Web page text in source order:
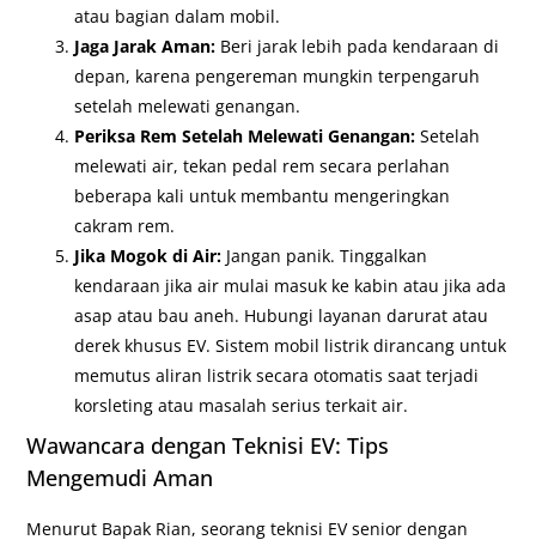
atau bagian dalam mobil.
Jaga Jarak Aman: Beri jarak lebih pada kendaraan di
depan, karena pengereman mungkin terpengaruh
setelah melewati genangan.
Periksa Rem Setelah Melewati Genangan: Setelah
melewati air, tekan pedal rem secara perlahan
beberapa kali untuk membantu mengeringkan
cakram rem.
Jika Mogok di Air: Jangan panik. Tinggalkan
kendaraan jika air mulai masuk ke kabin atau jika ada
asap atau bau aneh. Hubungi layanan darurat atau
derek khusus EV. Sistem mobil listrik dirancang untuk
memutus aliran listrik secara otomatis saat terjadi
korsleting atau masalah serius terkait air.
Wawancara dengan Teknisi EV: Tips
Mengemudi Aman
Menurut Bapak Rian, seorang teknisi EV senior dengan